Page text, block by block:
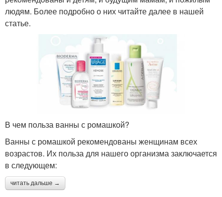
людям. Более подробно о них читайте далее в нашей
статье.
В чем польза ванны с ромашкой?
Ванны с ромашкой рекомендованы женщинам всех
возрастов. Их польза для нашего организма заключается
в следующем:
читать дальше →